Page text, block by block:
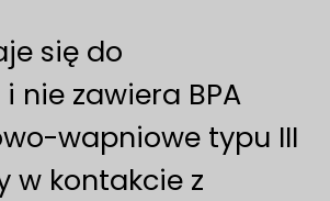
się do
nie zawiera BPA
wapniowe typu III
w kontakcie z